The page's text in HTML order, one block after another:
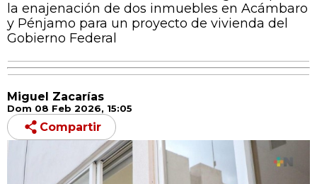
la enajenación de dos inmuebles en Acámbaro
y Pénjamo para un proyecto de vivienda del
Gobierno Federal
Miguel Zacarías
Dom 08 Feb 2026, 15:05
Compartir